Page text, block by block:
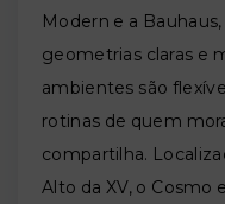
Modern e a
geometrias claras e
ambientes são
rotinas de quem
compartilha.
Alto da XV, o